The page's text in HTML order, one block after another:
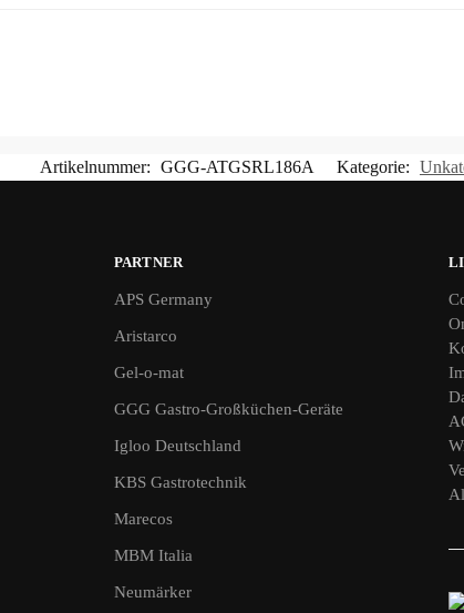
Artikelnummer: GGG-ATGSRL186A Kategorie:
PARTNER
APS Germany
Aristarco
Gel-o-mat
GGG Gastro-Großküchen-Geräte
Igloo Deutschland
KBS Gastrotechnik
Marecos
MBM Italia
Neumärker